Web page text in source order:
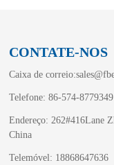
CONTATE-NOS
Caixa de correio:
Telefone: 86-574-
Endereço: 262#416Lane
China
Telemóvel: 18868647636